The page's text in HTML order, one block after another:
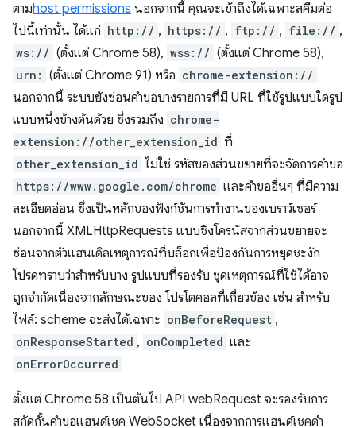
ตามhost permissions นอกจากนี้ คุณจะเข้าถึงได้เฉพาะสคีมต่อ
ไปนี้เท่านั้น ได้แก่ http:// , https:// , ftp:// , file:// ,
ws:// (ตั้งแต่ Chrome 58), wss:// (ตั้งแต่ Chrome 58),
urn: (ตั้งแต่ Chrome 91) หรือ chrome-extension://
นอกจากนี้ ระบบยังซ่อนคำขอบางรายการที่มี URL ที่ใช้รูปแบบใดรูป
แบบหนึ่งข้างต้นด้วย ซึ่งรวมถึง chrome-
extension://other_extension_id ที่
other_extension_id ไม่ใช่ รหัสของส่วนขยายที่จะจัดการคำขอ
https://www.google.com/chrome และคำขออื่นๆ ที่มีความ
ละเอียดอ่อน ซึ่งเป็นหลักของฟังก์ชันการทำงานของเบราว์เซอร์
นอกจากนี้ XMLHttpRequests แบบซิงโครนัสจากส่วนขยายจะ
ซ่อนจากตัวแฮนเดิลเหตุการณ์ที่บล็อกเพื่อป้องกันการหยุดชะงัก
โปรดทราบว่าสำหรับบาง รูปแบบที่รองรับ ชุดเหตุการณ์ที่ใช้ได้อาจ
ถูกจำกัดเนื่องจากลักษณะของ โปรโตคอลที่เกี่ยวข้อง เช่น สำหรับ
ไฟล์: scheme จะส่งได้เฉพาะ onBeforeRequest ,
onResponseStarted , onCompleted และ
onErrorOccurred
ตั้งแต่ Chrome 58 เป็นต้นไป API webRequest จะรองรับการ
สกัดกั้นคำขอแฮนด์เชค WebSocket เนื่องจากการแฮนด์เชคดำ